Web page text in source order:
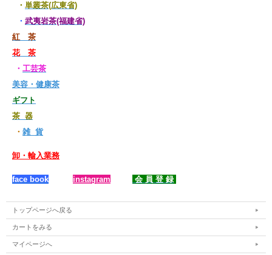
・ 単叢茶(広東省)
・ 武夷岩茶(福建省)
紅 茶
花 茶
・ 工芸茶
美容・健康茶
ギフト
茶 器
・ 雑 貨
卸・輸入業務
face book instagram 会 員 登 録
トップページへ戻る
カートをみる
マイページへ